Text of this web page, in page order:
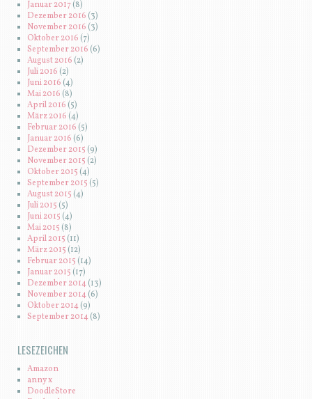
Januar 2017(8)
Dezember 2016 (3)
November 2016 (3)
Oktober 2016(7)
September 2016 (6)
August 2016(2)
Juli 2016(2)
Juni 2016 (4)
Mai 2016 (8)
April 2016(5)
März 2016 (4)
Februar 2016(5)
Januar 2016 (6)
Dezember 2015 (9)
November 2015 (2)
Oktober 2015 (4)
September 2015 (5)
August 2015 (4)
Juli 2015 (5)
Juni 2015 (4)
Mai 2015(8)
April 2015 (11)
März 2015 (12)
Februar 2015 (14)
Januar 2015 (17)
Dezember 2014(13)
November 2014(6)
Oktober 2014(9)
September 2014(8)
LESEZEICHEN
Amazon
anny x
DoodleStore